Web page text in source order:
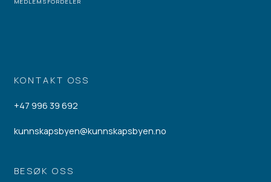
KONTAKT OSS
+47 996 39 692
kunnskapsbyen@kunnskapsbyen.no
BESØK OSS
MEDLEMSFORDELER